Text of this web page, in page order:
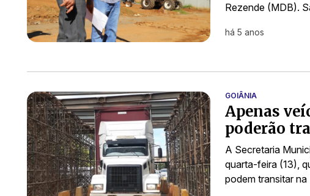
Rezende (MDB).
há 5 anos
GOIÂNIA
Apenas
poderão
A Secretaria
quarta-feira (13),
podem transitar